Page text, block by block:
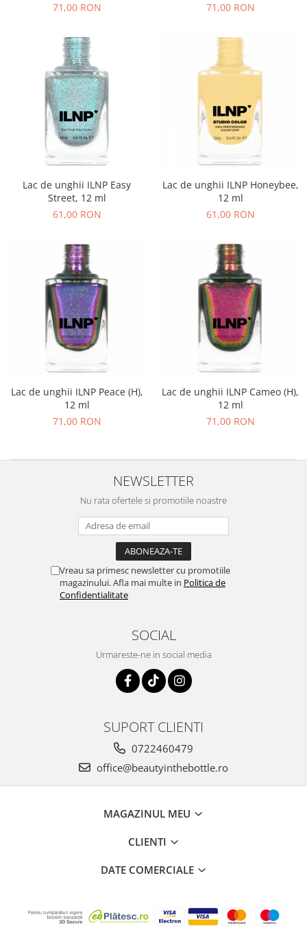
71,00 RON
71,00 RON
Lac de unghii ILNP Easy
Street, 12 ml
61,00 RON
Lac de unghii ILNP Honeybee,
12 ml
61,00 RON
Lac de unghii ILNP Peace (H),
12 ml
71,00 RON
Lac de unghii ILNP Cameo (H),
12 ml
71,00 RON
NEWSLETTER
Nu rata ofertele si promotiile noastre
Vreau sa primesc newsletter cu promotiile
magazinului. Afla mai multe in Politica de
Confidentialitate
SOCIAL
Urmareste-ne in social media
SUPORT CLIENTI
0722460479
office@beautyinthebottle.ro
MAGAZINUL MEU
CLIENTI
DATE COMERCIALE